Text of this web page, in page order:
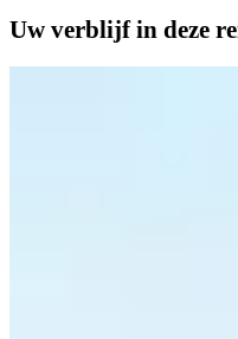
Uw verblijf in deze